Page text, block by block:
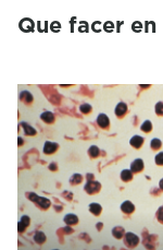
Que facer